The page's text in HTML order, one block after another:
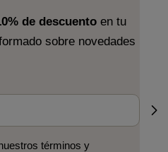
de descuento en tu
sobre novedades
términos y